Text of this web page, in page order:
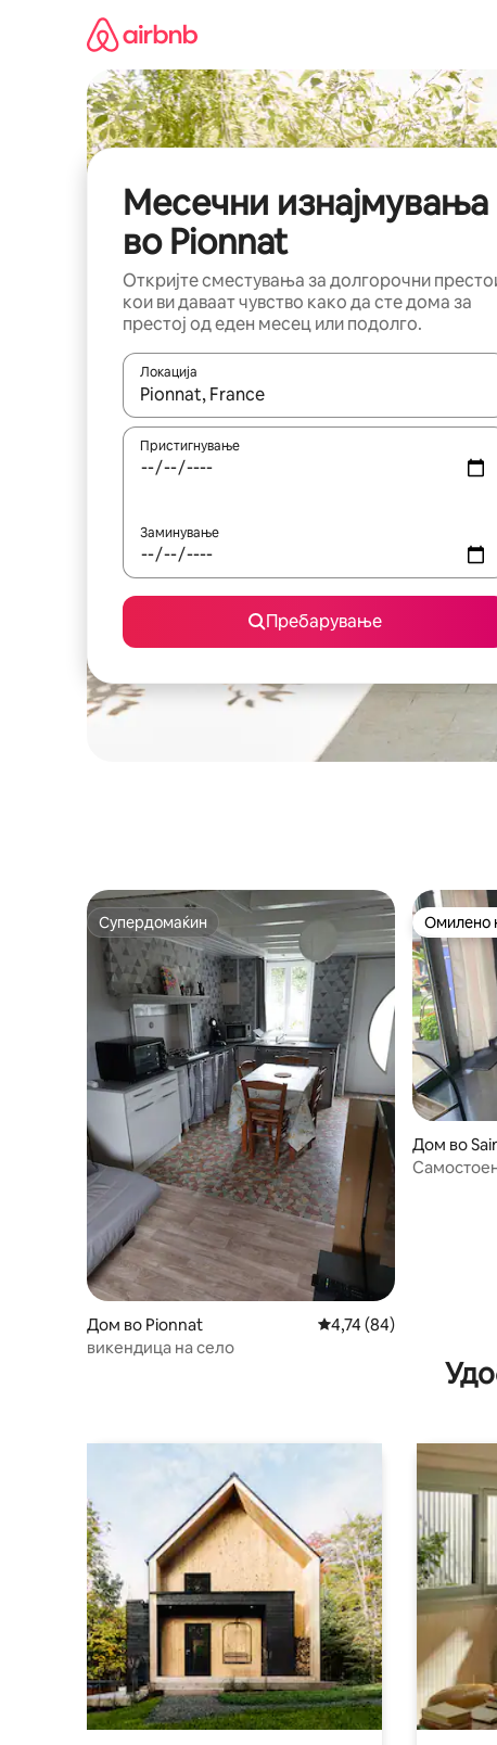
Месечни изнајмувања
во Pionnat
Откријте сместувања за долгорочни
кои ви даваат чувство како да сте дома за
престој од еден месец или подолго.
Локација
Кога резултатите се достапни, движете се со
Пристигнување
Заминување
Пребарување
Супердомаќин
Супердомаќин
Дом во Pionnat Просечна оцена: 4,74
4,74 (84)
викендица на село
Омилено
Омилено
Дом во
e